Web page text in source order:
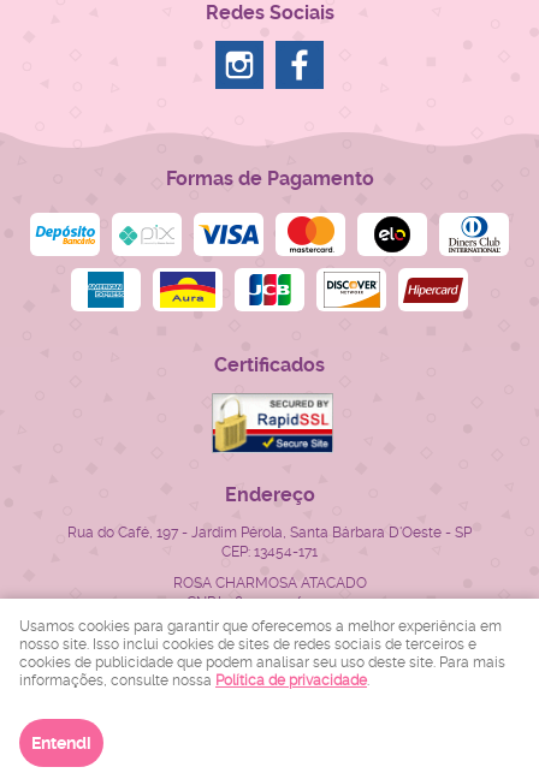
Redes Sociais
Formas de Pagamento
Certificados
Endereço
Rua do Café, 197 - Jardim Pérola, Santa Bárbara D'Oeste - SP
CEP: 13454-171
ROSA CHARMOSA ATACADO
CNPJ: 28.522.715/0001-23
LOJA VIRTUAL CRIADA POR
Usamos cookies para garantir que oferecemos a melhor experiência em
nosso site. Isso inclui cookies de sites de redes sociais de terceiros e
cookies de publicidade que podem analisar seu uso deste site. Para mais
informações, consulte nossa Política de privacidade.
Entendi